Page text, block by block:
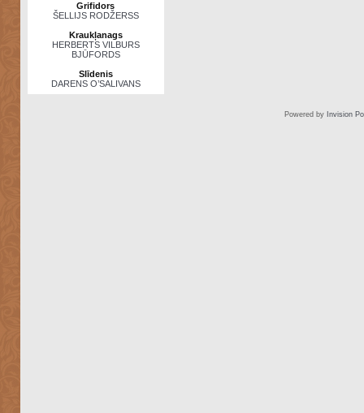
Grifidors
ŠELLIJS RODŽERSS
Kraukļanags
HERBERTS VILBURS
BJŪFORDS
Slīdenis
DARENS O’SALIVANS
Powered by Invision